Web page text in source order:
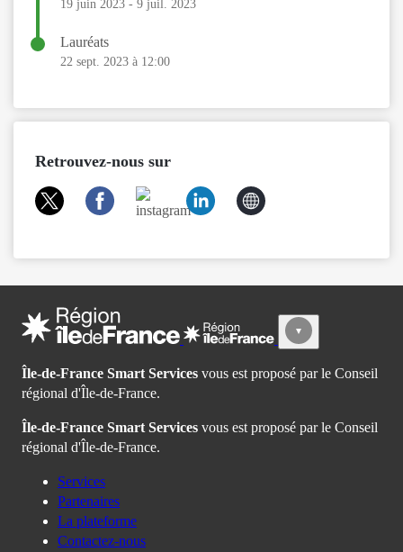
19 juin 2023 - 9 juil. 2023
Lauréats
22 sept. 2023 à 12:00
Retrouvez-nous sur